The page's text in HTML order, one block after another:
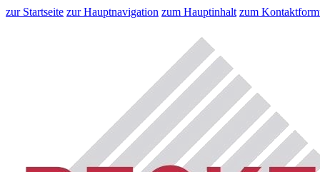
zur Startseite zur Hauptnavigation zum Hauptinhalt zum